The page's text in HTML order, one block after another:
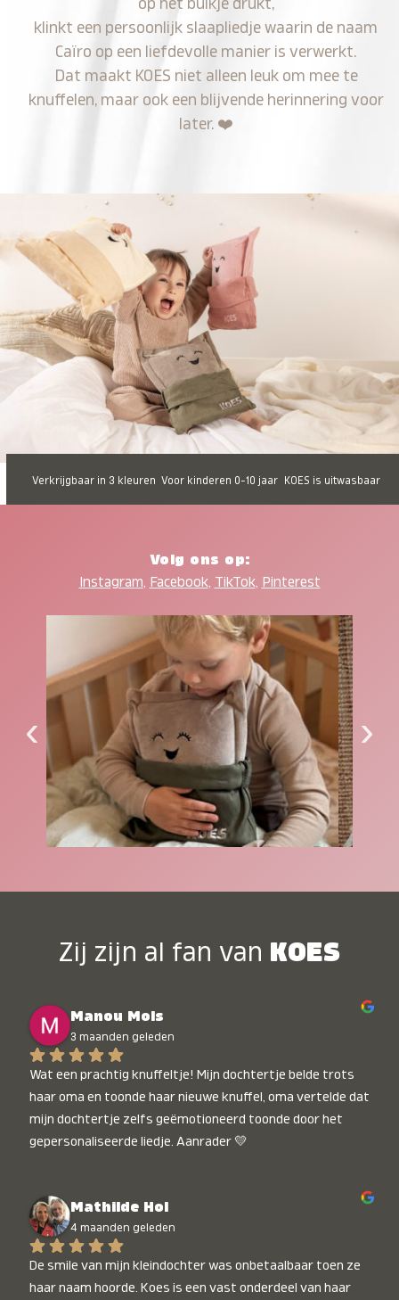
op het buikje drukt,
klinkt een persoonlijk slaapliedje waarin de naam
Caïro op een liefdevolle manier is verwerkt.
Dat maakt KOES niet alleen leuk om mee te
knuffelen, maar ook een blijvende herinnering voor
later. ❤️
Verkrijgbaar in 3 kleuren Voor kinderen 0-10 jaar KOES is uitwasbaar
Volg ons op:
Instagram, Facebook, TikTok, Pinterest
‹ ›
Zij zijn al fan van KOES
Manou Mols
3 maanden geleden
Wat een prachtig knuffeltje! Mijn dochtertje belde trots
haar oma en toonde haar nieuwe knuffel, oma vertelde dat
mijn dochtertje zelfs geëmotioneerd toonde door het
gepersonaliseerde liedje. Aanrader 💛
Mathilde Hol
4 maanden geleden
De smile van mijn kleindochter was onbetaalbaar toen ze
haar naam hoorde. Koes is een vast onderdeel van haar